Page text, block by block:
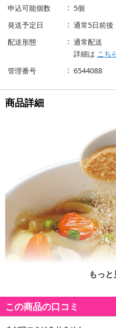
申込可能個数
5個
発送予定日
通常5日前後
配送形態
通常配送
詳細は こち
管理番号
6544088
商品詳細
もっと
この商品の口コミ